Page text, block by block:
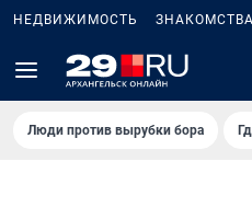
НЕДВИЖИМОСТЬ ЗНАКОМСТВА
Люди против вырубки бора